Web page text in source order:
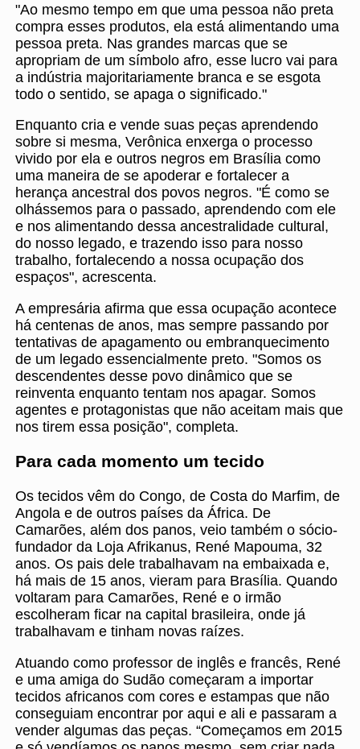
"Ao mesmo tempo em que uma pessoa não preta
compra esses produtos, ela está alimentando uma
pessoa preta. Nas grandes marcas que se
apropriam de um símbolo afro, esse lucro vai para
a indústria majoritariamente branca e se esgota
todo o sentido, se apaga o significado."
Enquanto cria e vende suas peças aprendendo
sobre si mesma, Verônica enxerga o processo
vivido por ela e outros negros em Brasília como
uma maneira de se apoderar e fortalecer a
herança ancestral dos povos negros. "É como se
olhássemos para o passado, aprendendo com ele
e nos alimentando dessa ancestralidade cultural,
do nosso legado, e trazendo isso para nosso
trabalho, fortalecendo a nossa ocupação dos
espaços", acrescenta.
A empresária afirma que essa ocupação acontece
há centenas de anos, mas sempre passando por
tentativas de apagamento ou embranquecimento
de um legado essencialmente preto. "Somos os
descendentes desse povo dinâmico que se
reinventa enquanto tentam nos apagar. Somos
agentes e protagonistas que não aceitam mais que
nos tirem essa posição", completa.
Para cada momento um tecido
Os tecidos vêm do Congo, de Costa do Marfim, de
Angola e de outros países da África. De
Camarões, além dos panos, veio também o sócio-
fundador da Loja Afrikanus, René Mapouma, 32
anos. Os pais dele trabalhavam na embaixada e,
há mais de 15 anos, vieram para Brasília. Quando
voltaram para Camarões, René e o irmão
escolheram ficar na capital brasileira, onde já
trabalhavam e tinham novas raízes.
Atuando como professor de inglês e francês, René
e uma amiga do Sudão começaram a importar
tecidos africanos com cores e estampas que não
conseguiam encontrar por aqui e ali e passaram a
vender algumas das peças. “Começamos em 2015